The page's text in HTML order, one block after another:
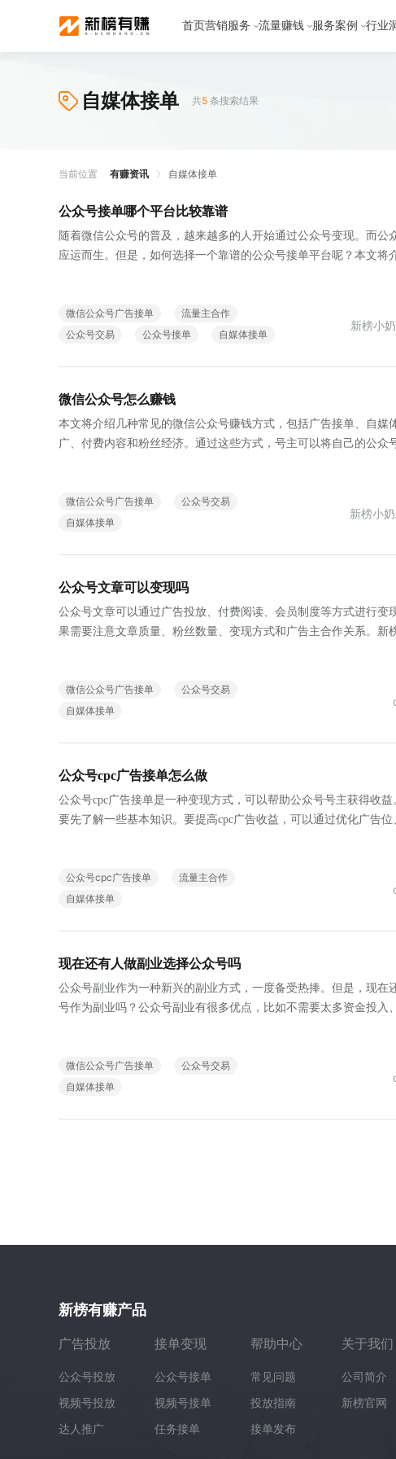
首页营销服务 流量赚钱 服务案例 行业
自媒体接单 共5 条搜索结果
当前位置 有赚资讯 自媒体接单
公众号接单哪个平台比较靠谱
随着微信公众号的普及，越来越多的人开始通过公众号变现。而公
应运而生。但是，如何选择一个靠谱的公众号接单平台呢？本文将
微信公众号广告接单
流量主合作
公众号交易
公众号接单 自媒体接单
新榜小
微信公众号怎么赚钱
本文将介绍几种常见的微信公众号赚钱方式，包括广告接单、自媒
广、付费内容和粉丝经济。通过这些方式，号主可以将自己的公众
微信公众号广告接单
公众号交易
自媒体接单
新榜小
公众号文章可以变现吗
公众号文章可以通过广告投放、付费阅读、会员制度等方式进行变
果需要注意文章质量、粉丝数量、变现方式和广告主合作关系。新
微信公众号广告接单
公众号交易
自媒体接单
公众号cpc广告接单怎么做
公众号cpc广告接单是一种变现方式，可以帮助公众号号主获得收
要先了解一些基本知识。要提高cpc广告收益，可以通过优化广告
公众号cpc广告接单
流量主合作
自媒体接单
现在还有人做副业选择公众号吗
公众号副业作为一种新兴的副业方式，一度备受热捧。但是，现在
号作为副业吗？公众号副业有很多优点，比如不需要太多资金投入
已经有所降低，但是仍然是一种不错的副业选择。
微信公众号广告接单
公众号交易
自媒体接单
新榜有赚产品
广告投放
公众号投放
视频号投放
达人推广
接单变现
公众号接单
视频号接单
任务接单
帮助中心
常见问题
投放指南
接单发布
关于我们
公司简介
新榜官网